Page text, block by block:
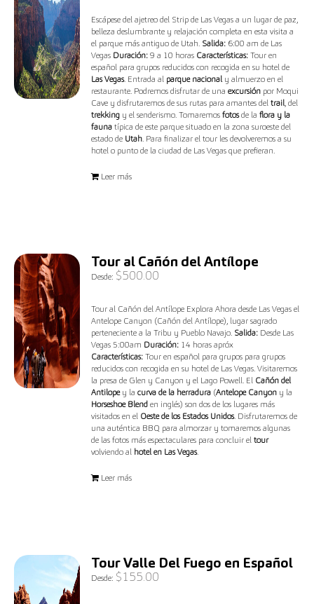
Escápese del ajetreo del Strip de Las Vegas a un lugar de paz,
belleza deslumbrante y relajación completa en esta visita a
el parque más antiguo de Utah. Salida: 6:00 am de Las
Vegas Duración: 9 a 10 horas Características:Tour en
español para grupos reducidos con recogida en su hotel de
Las Vegas. Entrada al parque nacionaly almuerzo en el
restaurante. Podremos disfrutar de unaexcursión por Moqui
Cave y disfrutaremos de sus rutas para amantes deltrail, del
trekking y el senderismo. Tomaremosfotosde laflora y la
fauna típica de este parque situado en la zona suroeste del
estado de Utah. Para finalizar el tour les devolveremos a su
hotel o punto de la ciudad de Las Vegas que prefieran.
Leer más
Tour al Cañón del Antílope
Desde: $500.00
Tour al Cañón del Antílope Explora Ahora desde Las Vegas el
Antelope Canyon (Cañón del Antílope), lugar sagrado
perteneciente a la Tribu y Pueblo Navajo. Salida: Desde Las
Vegas 5:00am Duración: 14 horas apróx
Características:Tour en español para grupos para grupos
reducidos con recogida en su hotel de Las Vegas. Visitaremos
la presa de Glen y Canyon y el Lago Powell. El Cañón del
Antilopey lacurva de la herradura (Antelope Canyon y la
Horseshoe Blend en inglés) son dos de los lugares más
visitados en el Oeste de los Estados Unidos. Disfrutaremos de
una auténtica BBQ para almorzar y tomaremos algunas
de las fotos más espectaculares para concluir eltour
volviendo al hotel en Las Vegas.
Leer más
Tour Valle Del Fuego en Español
Desde: $155.00